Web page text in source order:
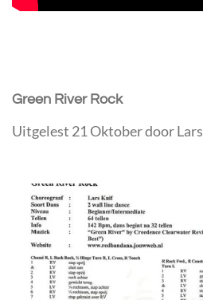
Green River Rock
Uitgelest 21 Oktober door Lars